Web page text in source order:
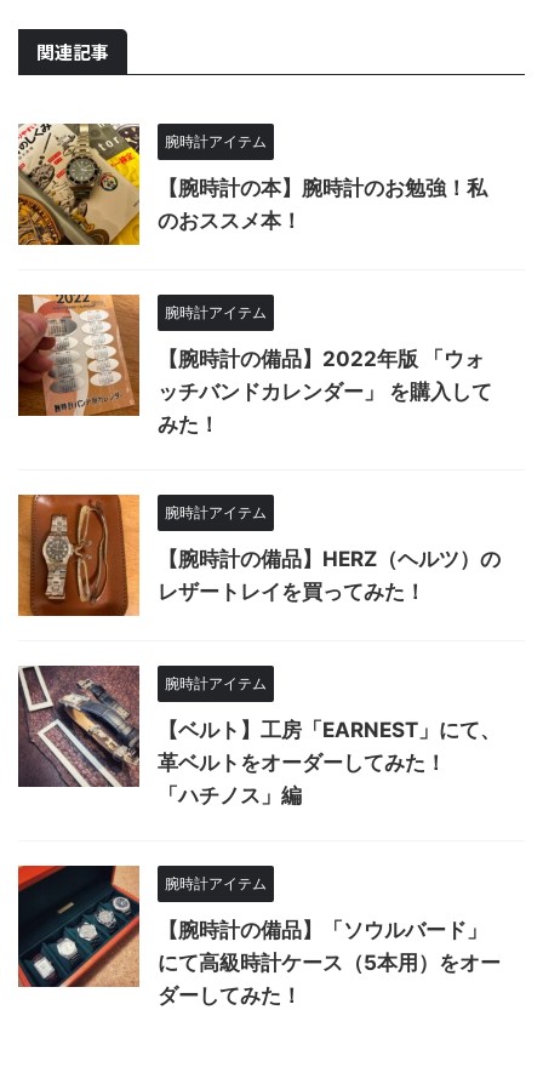
関連記事
腕時計アイテム
【腕時計の本】腕時計のお勉強！私
のおススメ本！
腕時計アイテム
【腕時計の備品】2022年版 「ウォ
ッチバンドカレンダー」 を購入して
みた！
腕時計アイテム
【腕時計の備品】HERZ（ヘルツ）の
レザートレイを買ってみた！
腕時計アイテム
【ベルト】工房「EARNEST」にて、
革ベルトをオーダーしてみた！
「ハチノス」編
腕時計アイテム
【腕時計の備品】「ソウルバード」
にて高級時計ケース（5本用）をオー
ダーしてみた！